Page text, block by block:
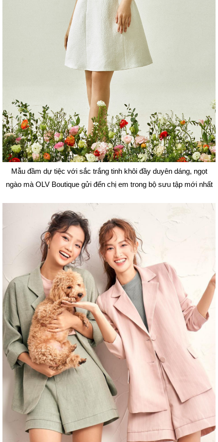
Mẫu đầm dự tiệc với sắc trắng tinh khôi đầy duyên dáng, ngọt
ngào mà OLV Boutique gửi đến chị em trong bộ sưu tập mới nhất